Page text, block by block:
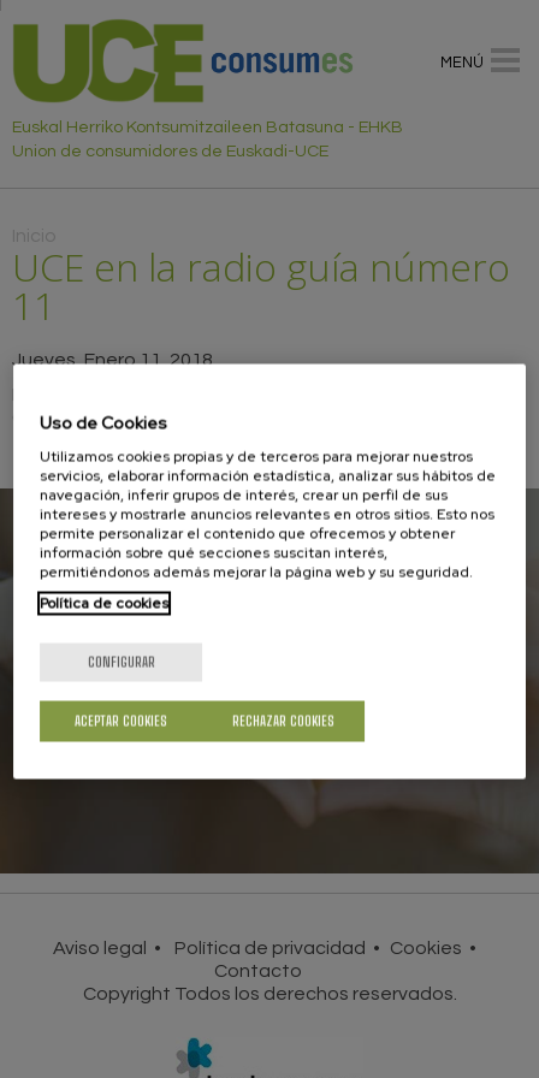
Euskal Herriko Kontsumitzaileen Batasuna - EHKB
Union de consumidores de Euskadi-UCE
Usted está aquí
Inicio
UCE en la radio guía número
11
Jueves, Enero 11, 2018
Consumidores de Euskadi-UCE en esta guía número 11.
Asóciate a la UCE
Juntos seremos más fuertes en la defensa
de los derechos de los consumidores
HAZTE SOCIO
Aviso legal Política de privacidad
Cookies
Contacto
Copyright Todos los derechos reservados.
MENÚ
Uso de Cookies
Utilizamos cookies propias y de terceros para mejorar nuestros
servicios, elaborar información estadística, analizar sus hábitos de
navegación, inferir grupos de interés, crear un perfil de sus
intereses y mostrarle anuncios relevantes en otros sitios. Esto nos
permite personalizar el contenido que ofrecemos y obtener
información sobre qué secciones suscitan interés,
permitiéndonos además mejorar la página web y su seguridad.
Política de cookies
CONFIGURAR
RECHAZAR COOKIES
ACEPTAR COOKIES